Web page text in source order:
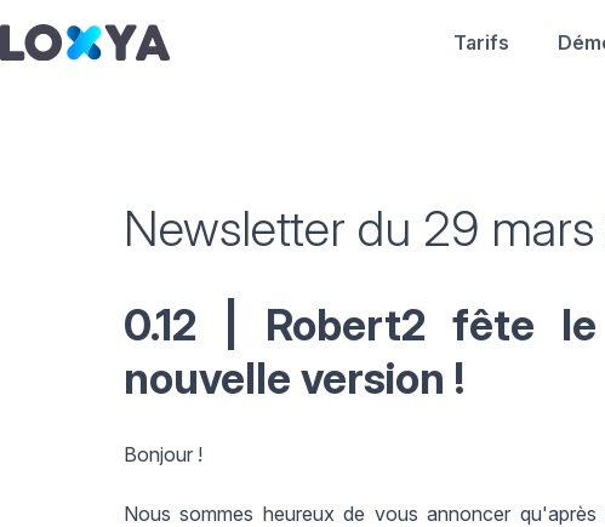
Tarifs
Newsletter du 29 mars
0.12 | Robert2 fête
nouvelle version !
Bonjour !
Nous sommes heureux de vous annoncer